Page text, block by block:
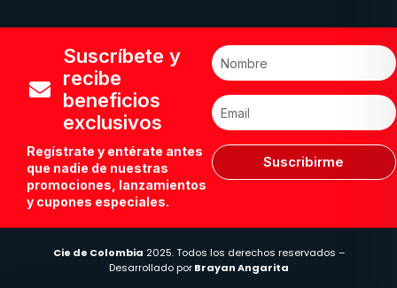
Suscríbete y
recibe
beneficios
exclusivos
Regístrate y entérate antes
que nadie de nuestras
promociones, lanzamientos
y cupones especiales.
Suscribirme
Cie de Colombia 2025. Todos los derechos reservados –
Desarrollado porBrayan Angarita